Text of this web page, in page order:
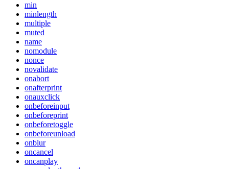
min
minlength
multiple
muted
name
nomodule
nonce
novalidate
onabort
onafterprint
onauxclick
onbeforeinput
onbeforeprint
onbeforetoggle
onbeforeunload
onblur
oncancel
oncanplay